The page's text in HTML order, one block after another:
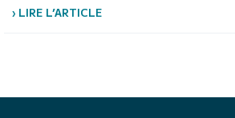
› LIRE L’ARTICLE